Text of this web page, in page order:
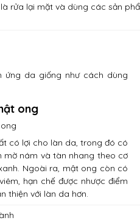
rửa lại mặt và dùng các sản
ứng da giống như cách dùng
ong
có lợi cho làn da, trong đó có
mờ nám và tàn nhang theo cơ
Ngoài ra, mật ong còn có
hạn chế được nhược điểm
thiện với làn da hơn.